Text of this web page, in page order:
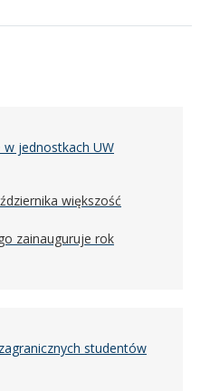
jednostkach UW
większość
zainauguruje rok
studentów